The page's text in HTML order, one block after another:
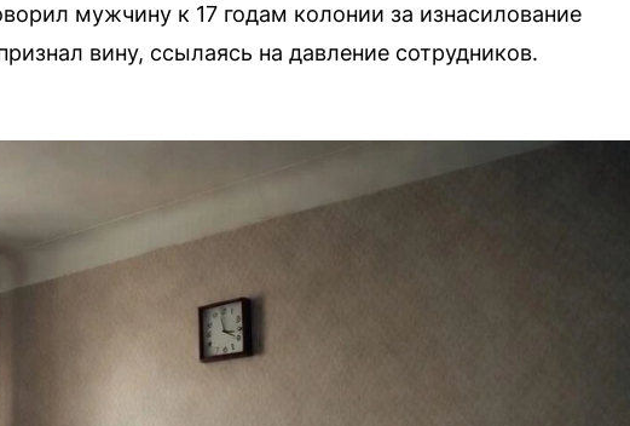
мужчину к 17 годам колонии за изнасилование
вину, ссылаясь на давление сотрудников.